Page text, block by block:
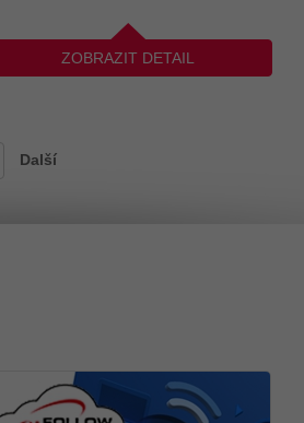
ZOBRAZIT DETAIL
Další